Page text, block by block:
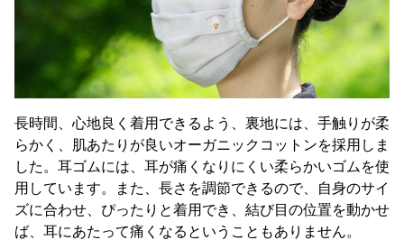
長時間、心地良く着用できるよう、裏地には、手触りが柔
らかく、肌あたりが良いオーガニックコットンを採用しま
した。耳ゴムには、耳が痛くなりにくい柔らかいゴムを使
用しています。また、長さを調節できるので、自身のサイ
ズに合わせ、ぴったりと着用でき、結び目の位置を動かせ
ば、耳にあたって痛くなるということもありません。